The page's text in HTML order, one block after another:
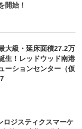
開始！
大級・延床面積27.2万
生！レッドウッド南港
ーションセンター（仮
ロジスティクスマーケ